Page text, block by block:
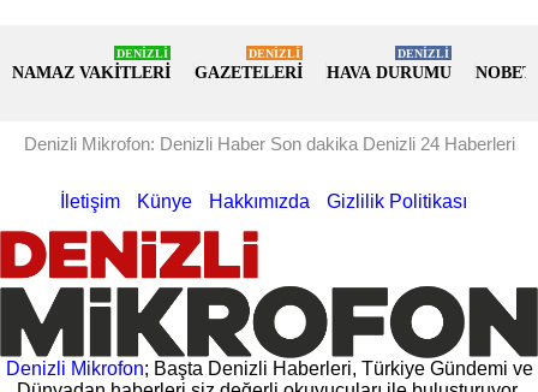
NAMAZ VAKİTLERİ
DENİZLİ
GAZETELERİ
DENİZLİ
HAVA DURUMU
DENİZLİ
Denizli Mikrofon: Denizli Haber Son dakika Denizli 24 Haberleri
İletişim Künye Hakkımızda Gizlilik Politikası
Denizli Mikrofon; Başta Denizli Haberleri, Türkiye Gündemi ve